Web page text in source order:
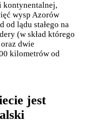
kontynentalnej,
wysp Azorów
od lądu stałego na
(w skład którego
dwie
kilometrów od
jest